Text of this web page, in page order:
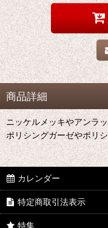
商品詳細
ニッケルメッキやアンラ
ポリシングガーゼやポリ
カレンダー
特定商取引法表示
特集